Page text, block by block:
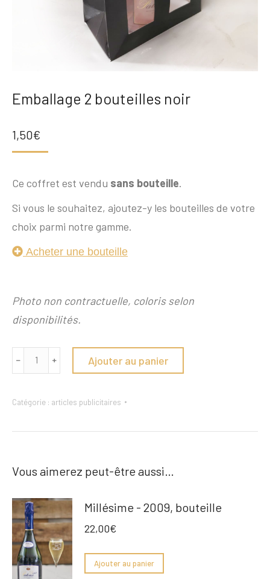
Emballage 2 bouteilles noir
1,50€
Ce coffret est vendu sans bouteille.
Si vous le souhaitez, ajoutez-y les bouteilles de votre
choix parmi notre gamme.
Acheter une bouteille
Photo non contractuelle, coloris selon
disponibilités.
quantité
de
bouteilles
﹣ ﹢ Ajouter au panier
Catégorie : articles publicitaires
Vous aimerez peut-être aussi…
Millésime - 2009, bouteille
22,00€
Ajouter au panier